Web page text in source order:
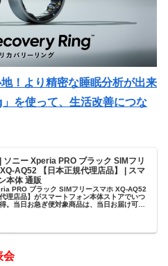
！より精密な睡眠分析が出来
を使って、生活改善につな
ニー Xperia PRO ブラック SIMフリ
AQ52 【日本正規代理店品】 | スマ
本体 通販
PRO ブラック SIMフリースマホ XQ-AQ52
代理店品】がスマートフォン本体ストアでいつ
。当日お急ぎ便対象商品は、当日お届け可能
会